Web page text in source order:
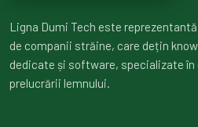
Ligna Dumi Tech este
de companii străine, care dețin
dedicate și software, specializate
prelucrării lemnului.